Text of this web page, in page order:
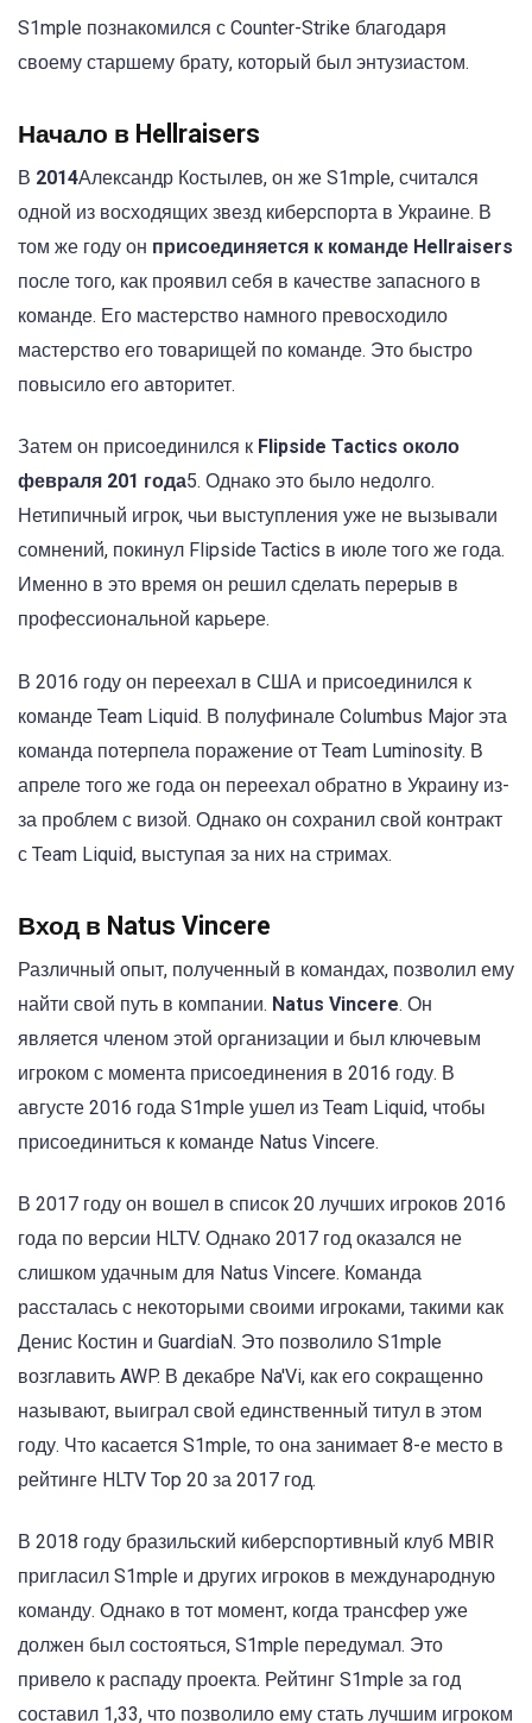
S1mple познакомился с Counter-Strike благодаря
своему старшему брату, который был энтузиастом.
Начало в Hellraisers
В 2014Александр Костылев, он же S1mple, считался
одной из восходящих звезд киберспорта в Украине. В
том же году он присоединяется к команде Hellraisers
после того, как проявил себя в качестве запасного в
команде. Его мастерство намного превосходило
мастерство его товарищей по команде. Это быстро
повысило его авторитет.
Затем он присоединился к Flipside Tactics около
февраля 201 года5. Однако это было недолго.
Нетипичный игрок, чьи выступления уже не вызывали
сомнений, покинул Flipside Tactics в июле того же года.
Именно в это время он решил сделать перерыв в
профессиональной карьере.
В 2016 году он переехал в США и присоединился к
команде Team Liquid. В полуфинале Columbus Major эта
команда потерпела поражение от Team Luminosity. В
апреле того же года он переехал обратно в Украину из-
за проблем с визой. Однако он сохранил свой контракт
с Team Liquid, выступая за них на стримах.
Вход в Natus Vincere
Различный опыт, полученный в командах, позволил ему
найти свой путь в компании. Natus Vincere. Он
является членом этой организации и был ключевым
игроком с момента присоединения в 2016 году. В
августе 2016 года S1mple ушел из Team Liquid, чтобы
присоединиться к команде Natus Vincere.
В 2017 году он вошел в список 20 лучших игроков 2016
года по версии HLTV. Однако 2017 год оказался не
слишком удачным для Natus Vincere. Команда
рассталась с некоторыми своими игроками, такими как
Денис Костин и GuardiaN. Это позволило S1mple
возглавить AWP. В декабре Na'Vi, как его сокращенно
называют, выиграл свой единственный титул в этом
году. Что касается S1mple, то она занимает 8-е место в
рейтинге HLTV Top 20 за 2017 год.
В 2018 году бразильский киберспортивный клуб MBIR
пригласил S1mple и других игроков в международную
команду. Однако в тот момент, когда трансфер уже
должен был состояться, S1mple передумал. Это
привело к распаду проекта. Рейтинг S1mple за год
составил 1,33, что позволило ему стать лучшим игроком